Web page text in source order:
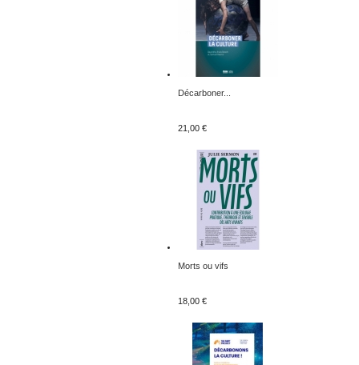
Décarboner...
21,00 €
Morts ou vifs
18,00 €